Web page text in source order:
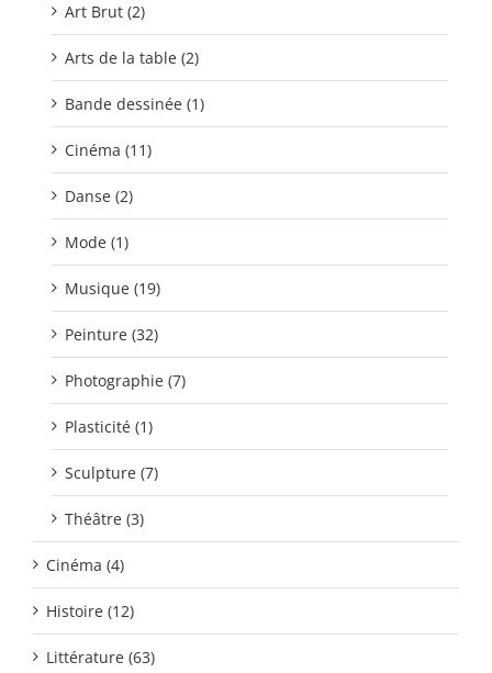
Art Brut (2)
Arts de la table (2)
Bande dessinée (1)
Cinéma (11)
Danse (2)
Mode (1)
Musique (19)
Peinture (32)
Photographie (7)
Plasticité (1)
Sculpture (7)
Théâtre (3)
Cinéma (4)
Histoire (12)
Littérature (63)